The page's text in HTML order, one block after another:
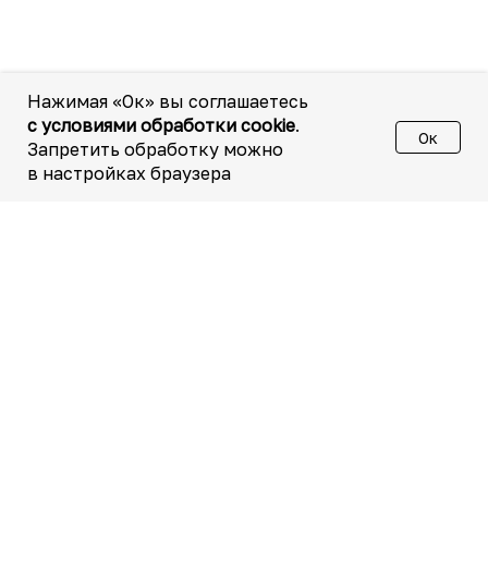
Нажимая «Ок» вы соглашаетесь
с условиями обработки cookie.
Запретить обработку можно
в настройках браузера
Ок